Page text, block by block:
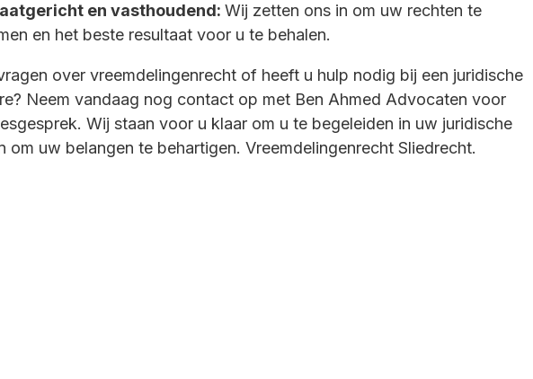
en vasthoudend: Wij zetten ons in om uw rechten te
en het beste resultaat voor u te behalen.
over vreemdelingenrecht of heeft u hulp nodig bij een juridische
Neem vandaag nog contact op met Ben Ahmed Advocaten voor
Wij staan voor u klaar om u te begeleiden in uw juridische
om uw belangen te behartigen. Vreemdelingenrecht Sliedrecht.